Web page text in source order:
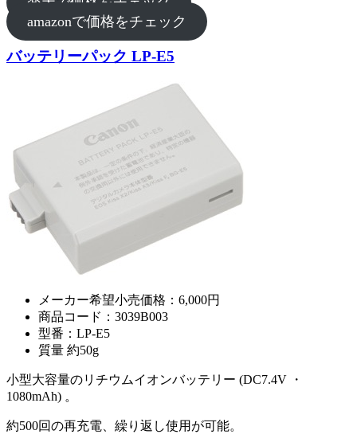
amazonで価格をチェック
バッテリーパック LP-E5
メーカー希望小売価格：6,000円
商品コード：3039B003
型番：LP-E5
質量 約50g
小型大容量のリチウムイオンバッテリー (DC7.4V ・
1080mAh) 。
約500回の再充電、繰り返し使用が可能。